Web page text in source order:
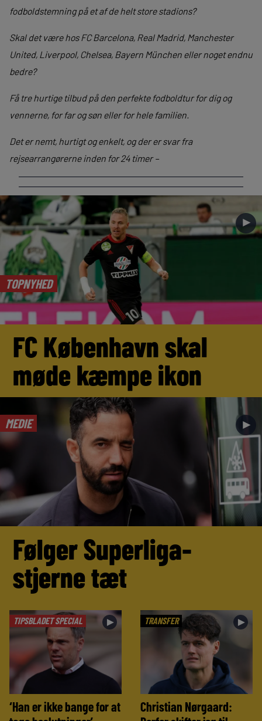
fodboldstemning på et af de helt store stadions?
Skal det være hos FC Barcelona, Real Madrid, Manchester
United, Liverpool, Chelsea, Bayern München eller noget endnu
bedre?
Få tre hurtige tilbud på den perfekte fodboldtur for dig og
vennerne, for far og søn eller for hele familien.
Det er nemt, hurtigt og enkelt, og der er svar fra
rejsearrangørerne inden for 24 timer –
TOPNYHED
►
FC København skal
møde kæmpe ikon
MEDIE ►
Følger Superliga-
stjerne tæt
TIPSBLADET SPECIAL ►
‘Han er ikke bange for at
TRANSFER ►
Christian Nørgaard: